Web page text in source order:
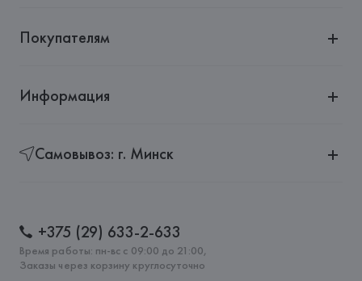
Покупателям
Информация
Самовывоз: г. Минск
+375 (29) 633-2-633
Время работы: пн-вс с 09:00 до 21:00,
Заказы через корзину круглосуточно